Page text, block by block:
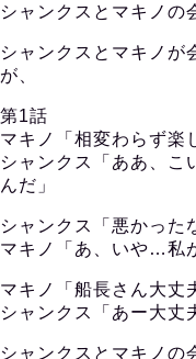
シャンクスとマキノの
シャンクスとマキノが
が、
第1話
マキノ「相変わらず楽
シャンクス「ああ、こ
んだ」
シャンクス「悪かった
マキノ「あ、いや…私
マキノ「船長さん大丈
シャンクス「あー大丈
シャンクスとマキノの